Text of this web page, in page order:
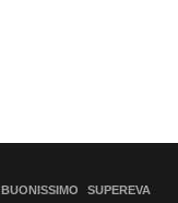
BUONISSIMO SUPEREVA